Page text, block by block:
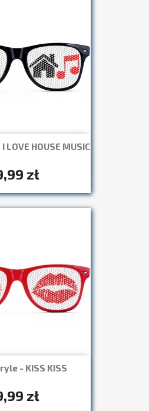
HOUSE MUSIC
zł
podgląd
- KISS KISS
zł
podgląd